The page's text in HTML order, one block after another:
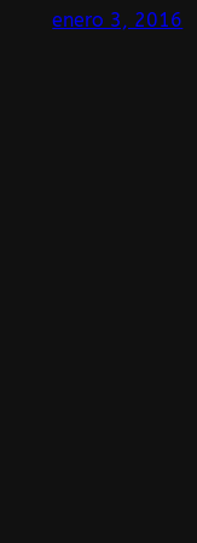
enero 3, 2016